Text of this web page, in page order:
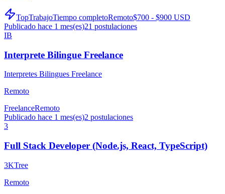
TopTrabajoTiempo completoRemoto$700 - $900 USD
Publicado hace 1 mes(es)21 postulaciones
IB
Interprete Bilingue Freelance
Interpretes Bilingues Freelance
Remoto
FreelanceRemoto
Publicado hace 1 mes(es)2 postulaciones
3
Full Stack Developer (Node.js, React, TypeScript)
3KTree
Remoto